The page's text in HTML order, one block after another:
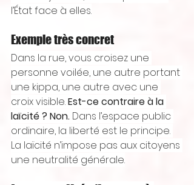
l’État face à elles.
Exemple très concret
Dans la rue, vous croisez une
personne voilée, une autre portant
une kippa, une autre avec une
croix visible. Est-ce contraire à la
laïcité ? Non. Dans l’espace public
ordinaire, la liberté est le principe.
La laïcité n’impose pas aux citoyens
une neutralité générale.